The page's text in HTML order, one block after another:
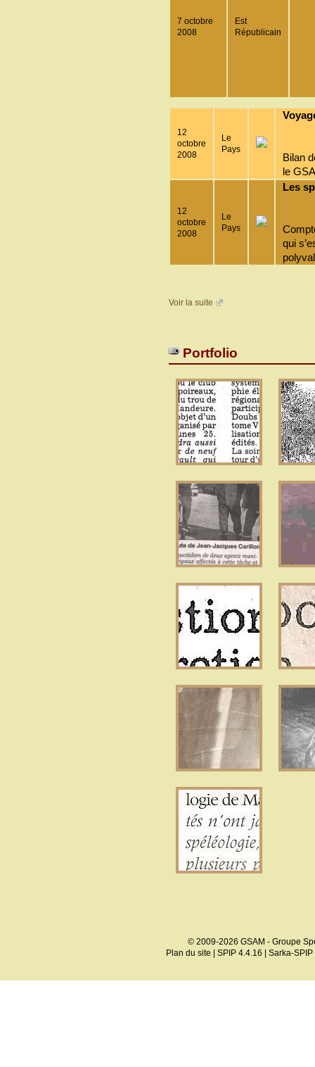
7 octobre
2008
Est
Républicain
12
octobre
2008
Le
Pays
Bilan
le
12
octobre
2008
Le
Pays
Les
qui
Voir la suite
Portfolio
© 2009-2026 GSAM - Groupe
Plan du site
SPIP 4.4.16 Sarka-SPIP